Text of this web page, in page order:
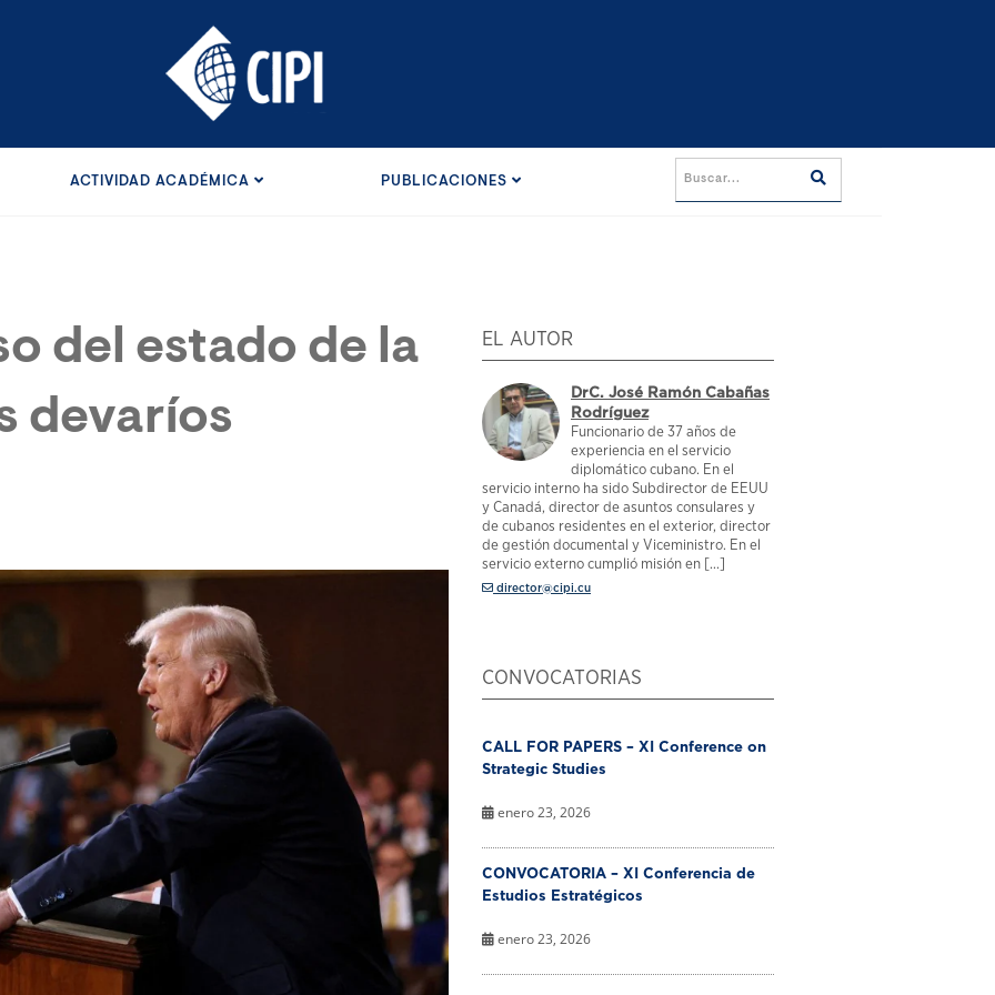
ACTIVIDAD ACADÉMICA PUBLICACIONES
del estado de la
devaríos
EL AUTOR
DrC. José Ramón Cabañas
Rodríguez
Funcionario de 37 años de
experiencia en el servicio
diplomático cubano. En el
servicio interno ha sido Subdirector de EEUU
y Canadá, director de asuntos consulares y
de cubanos residentes en el exterior, director
de gestión documental y Viceministro. En el
servicio externo cumplió misión en [...]
director@cipi.cu
CONVOCATORIAS
CALL FOR PAPERS – XI Conference on
Strategic Studies
enero 23, 2026
CONVOCATORIA – XI Conferencia de
Estudios Estratégicos
enero 23, 2026